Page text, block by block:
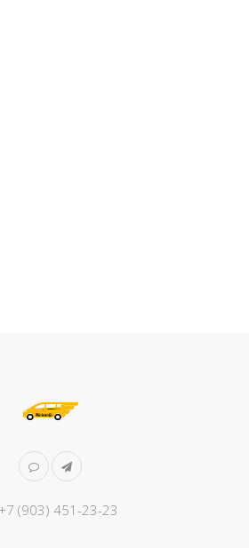
+7 (903) 451-23-23